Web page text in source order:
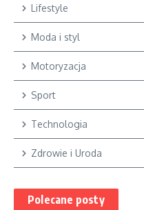
Lifestyle
Moda i styl
Motoryzacja
Sport
Technologia
Zdrowie i Uroda
Polecane posty